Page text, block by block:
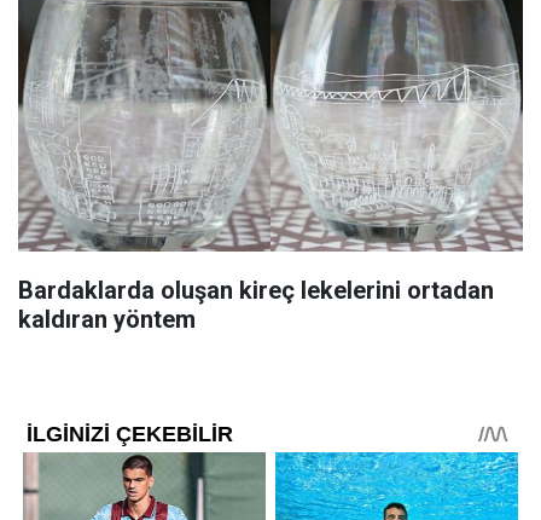
Bardaklarda oluşan kireç lekelerini ortadan
kaldıran yöntem